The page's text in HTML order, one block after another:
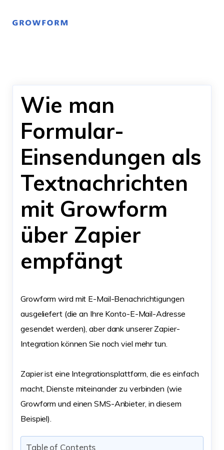
Wie man
Formular-
Einsendungen als
Textnachrichten
mit Growform
über Zapier
empfängt
Growform wird mit E-Mail-Benachrichtigungen
ausgeliefert (die an Ihre Konto-E-Mail-Adresse
gesendet werden), aber dank unserer Zapier-
Integration können Sie noch viel mehr tun.
Zapier ist eine Integrationsplattform, die es einfach
macht, Dienste miteinander zu verbinden (wie
Growform und einen SMS-Anbieter, in diesem
Beispiel).
Table of Contents